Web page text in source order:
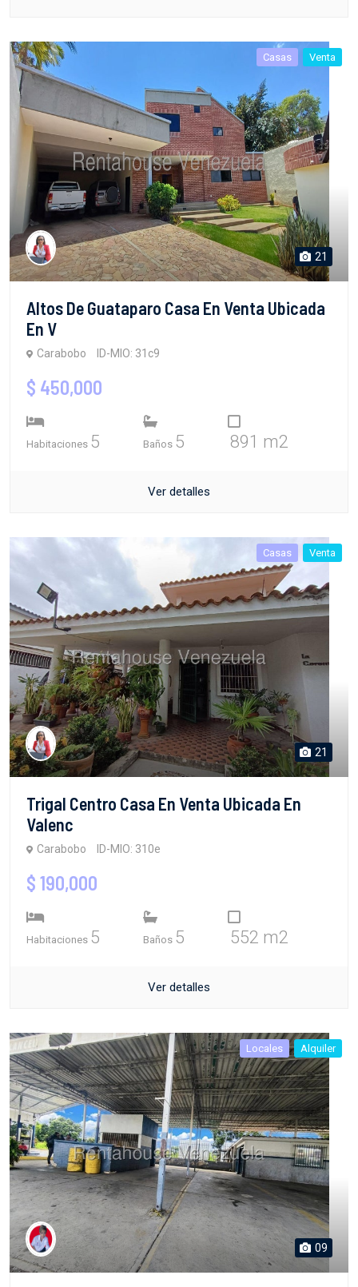
Casas Venta
21
Altos De Guataparo Casa En Venta Ubicada
En V
Carabobo ID-MIO: 31c9
$ 450,000
Habitaciones 5 Baños 5 891 m2
Ver detalles
Casas Venta
21
Trigal Centro Casa En Venta Ubicada En
Valenc
Carabobo ID-MIO: 310e
$ 190,000
Habitaciones 5 Baños 5 552 m2
Ver detalles
Locales Alquiler
09